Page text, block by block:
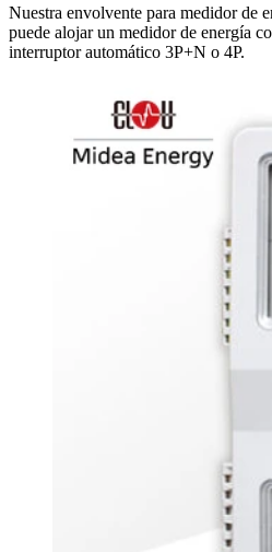
Nuestra envolvente para medidor de
puede alojar un medidor de energía
interruptor automático 3P+N o 4P.